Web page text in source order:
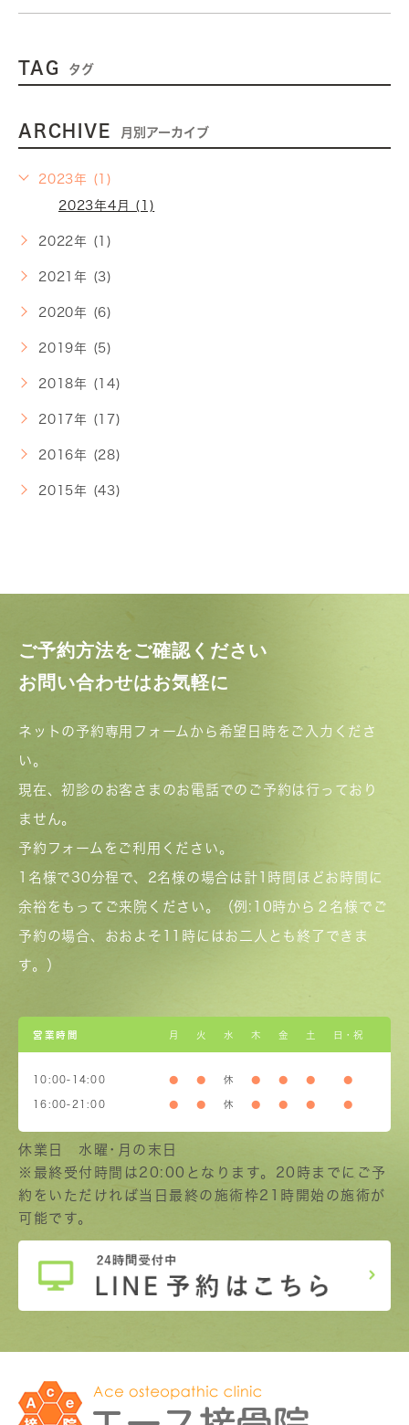
TAG タグ
ARCHIVE 月別アーカイブ
2023年 (1)
2023年4月 (1)
2022年 (1)
2021年 (3)
2020年 (6)
2019年 (5)
2018年 (14)
2017年 (17)
2016年 (28)
2015年 (43)
ご予約方法をご確認ください
お問い合わせはお気軽に
ネットの予約専用フォームから希望日時をご入力くださ
い。
現在、初診のお客さまのお電話でのご予約は行っており
ません。
予約フォームをご利用ください。
1名様で30分程で、2名様の場合は計1時間ほどお時間に
余裕をもってご来院ください。（例:10時から２名様でご
予約の場合、おおよそ11時にはお二人とも終了できま
す。）
営業時間 月 火 水 木 金 土 日・祝
10:00-14:00 ● ● 休 ● ● ● ●
16:00-21:00 ● ● 休 ● ● ● ●
休業日 水曜･月の末日
※最終受付時間は20:00となります。20時までにご予
約をいただければ当日最終の施術枠21時開始の施術が
可能です。